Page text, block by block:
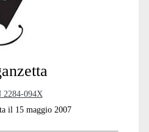
2284-094X
il 15 maggio 2007